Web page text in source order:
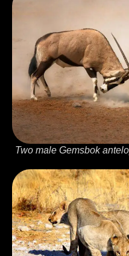
Two male Gemsbok